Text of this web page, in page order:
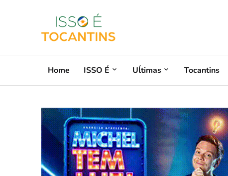
Home ISSO É Uĺtimas Tocantins